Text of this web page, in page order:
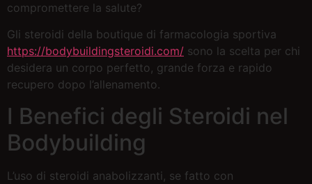
compromettere la salute?
Gli steroidi della boutique di farmacologia sportiva
https://bodybuildingsteroidi.com/ sono la scelta per chi
desidera un corpo perfetto, grande forza e rapido
recupero dopo l’allenamento.
I Benefici degli Steroidi nel
Bodybuilding
L’uso di steroidi anabolizzanti, se fatto con